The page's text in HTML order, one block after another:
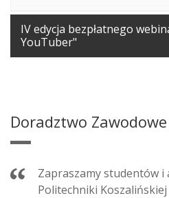
IV edycja bezpłatnego
YouTuber"
Doradztwo Zawodowe
Zapraszamy studentów
Politechniki Koszalińskiej